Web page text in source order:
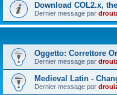
Download COL2.x,
Dernier message par
Oggetto: Correttore
Dernier message par
Medieval Latin -
Dernier message par